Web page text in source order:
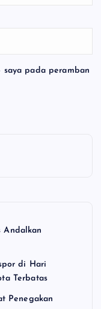
saya pada peramban
Andalkan
di Hari
Terbatas
Penegakan